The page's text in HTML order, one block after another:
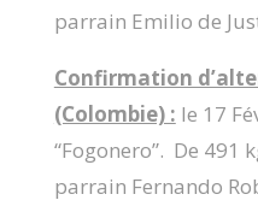
parrain Emilio de
Confirmation
(Colombie) : le 17
“Fogonero”. De 491
parrain Fernando